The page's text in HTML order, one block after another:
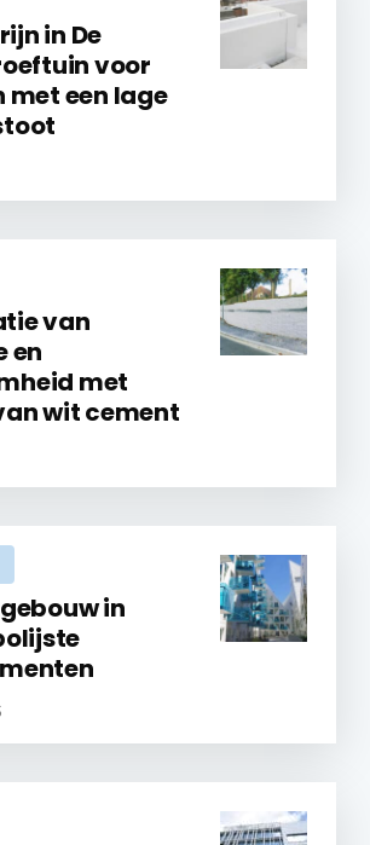
in De
voor
met een lage
van
en
met
wit cement
in